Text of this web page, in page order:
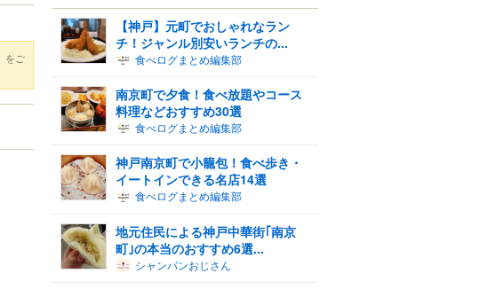
をご
【神戸】元町でおしゃれなラン
チ！ジャンル別安いランチの...
食べログまとめ編集部
南京町で夕食！食べ放題やコース
料理などおすすめ30選
食べログまとめ編集部
神戸南京町で小籠包！食べ歩き・
イートインできる名店14選
食べログまとめ編集部
地元住民による神戸中華街｢南京
町｣の本当のおすすめ6選...
シャンパンおじさん